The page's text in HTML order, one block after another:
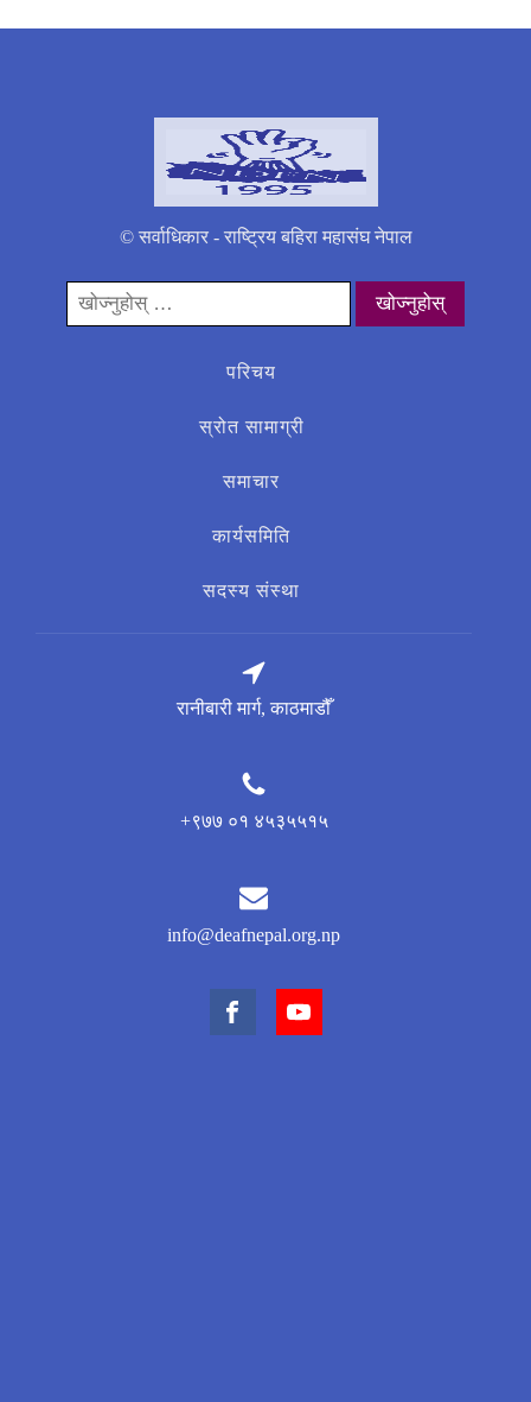
© सर्वाधिकार - राष्ट्रिय बहिरा महासंघ नेपाल
यसको
लागी
परिचय
स्रोत सामाग्री
समाचार
कार्यसमिति
सदस्य संस्था
रानीबारी मार्ग, काठमाडौँ
+९७७ ०१ ४५३५५१५
info@deafnepal.org.np